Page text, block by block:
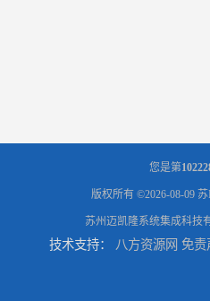
您是第
版权所有 ©2026-08-09 苏
苏州迈凯隆系统集成科技
技术支持： 八方资源网 免责